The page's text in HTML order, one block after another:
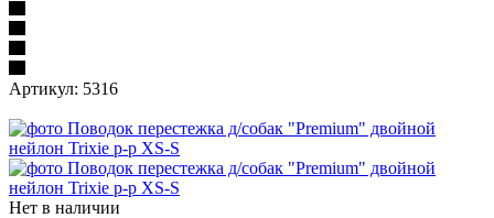
Артикул: 5316
Нет в наличии